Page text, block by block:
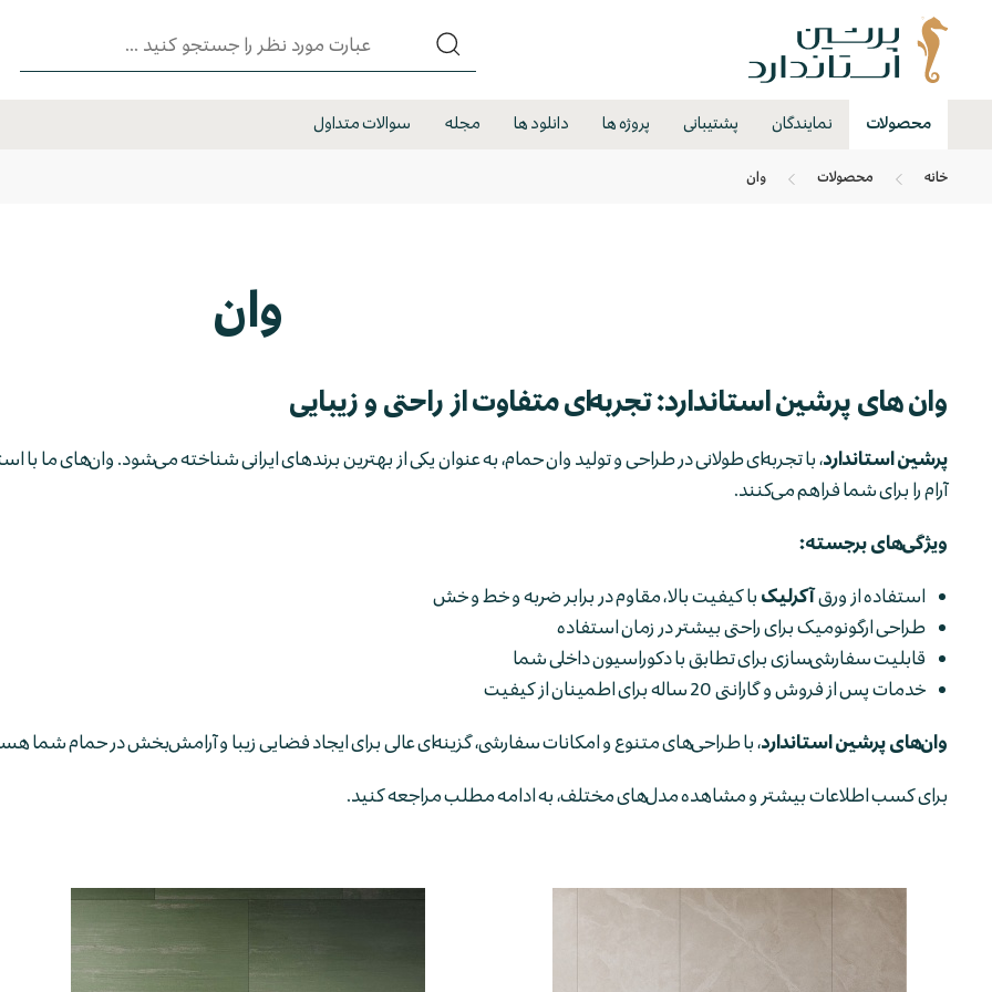
محصولات نمایندگان پشتیبانی پروژه ها دانلود ها مجله سوالات متداول
خانه محصولات وان
وان
وان های پرشین استاندارد: تجربه‌ای متفاوت از راحتی و زیبایی
پرشین استاندارد، با تجربه‌ای طولانی در طراحی و تولید وان حمام، به عنوان یکی از بهترین برندهای ایرانی شناخته می‌شود. وان‌های ما با
آرام را برای شما فراهم می‌کنند.
ویژگی‌های برجسته:
استفاده از ورقآکرلیک با کیفیت بالا، مقاوم در برابر ضربه و خط و خش
طراحی ارگونومیک برای راحتی بیشتر در زمان استفاده
قابلیت سفارشی‌سازی برای تطابق با دکوراسیون داخلی شما
خدمات پس از فروش و گارانتی 20 ساله برای اطمینان از کیفیت
وان‌های پرشین استاندارد، با طراحی‌های متنوع و امکانات سفارشی، گزینه‌ای عالی برای ایجاد فضایی زیبا و آرامش‌بخش در حمام شما
برای کسب اطلاعات بیشتر و مشاهده مدل‌های مختلف، به ادامه مطلب مراجعه کنید.